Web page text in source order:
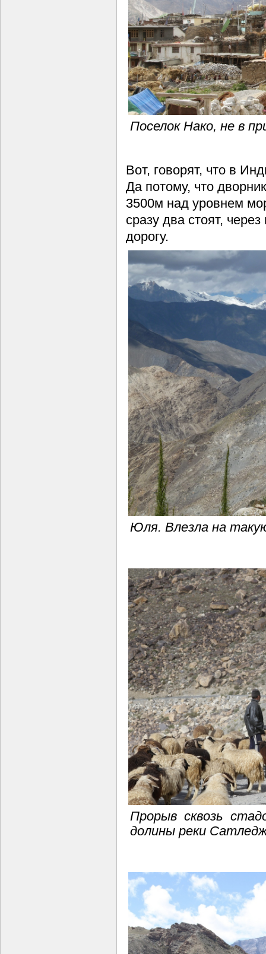
Поселок Нако, не в
Вот, говорят, что в
Да потому, что
3500м над уровнем
сразу два стоят,
дорогу.
Юля. Влезла на
Прорыв сквозь
долины реки